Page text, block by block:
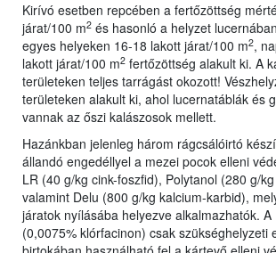
Kirívó esetben repcében a fertőzöttség
járat/100 m2 és hasonló a helyzet
egyes helyeken 16-18 lakott járat/100 m2,
lakott járat/100 m2 fertőzöttség alakult ki. A
területeken teljes tarrágást okozott!
területeken alakult ki, ahol lucernatáblák és
vannak az őszi kalászosok mellett.
Hazánkban jelenleg három rágcsálóirtó
állandó engedéllyel a mezei pocok elleni
LR (40 g/kg cink-foszfid), Polytanol (280 g/
valamint Delu (800 g/kg kalcium-karbid),
járatok nyílásába helyezve alkalmazhatók.
(0,0075% klórfacinon) csak szükséghelyzeti